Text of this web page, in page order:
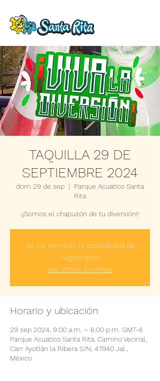
TAQUILLA 29 DE
SEPTIEMBRE 2024
dom 29 de sep
  |
Parque Acuatico Santa
Rita
¡¡Somos el chapuzón de tu diversión!!
Se ha cerrado la posibilidad de
registrarse
Ver otros eventos
Horario y ubicación
29 sep 2024, 9:00 a.m. – 6:00 p.m. GMT-6
Parque Acuatico Santa Rita, Camino Vecinal,
Carr Ayotlán la Ribera S/N, 47940 Jal.,
México